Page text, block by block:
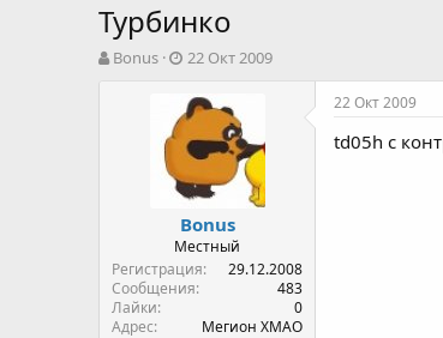
Турбинко
А
Bonus
Д
т
а
н
а
ч
а
л
а
22 Окт 2009
Bonus
Местный
Регистрация
29.12.2008
Сообщения
483
Лайки
0
Адрес
Мегион ХМАО
22 Окт 2009
td05h с